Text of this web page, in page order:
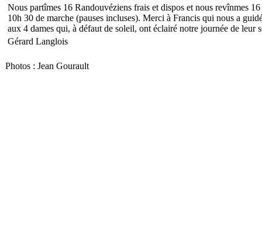
Nous partîmes 16 Randouvéziens frais et dispos et nous revînmes
10h 30 de marche (pauses incluses). Merci à Francis qui nous a
aux 4 dames qui, à défaut de soleil, ont éclairé notre journée de leur
Gérard Langlois
Photos : Jean Gourault